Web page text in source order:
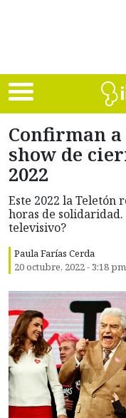
Confirman
show de
2022
Este 2022 la Teletón
horas de
televisivo?
Paula Farías Cerda
20 octubre, 2022 - 3:18 pm